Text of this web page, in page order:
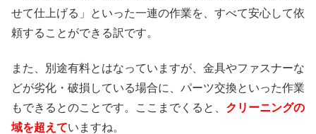
せて仕上げる」といった一連の作業を、すべて安心して依
頼することができる訳です。
また、別途有料とはなっていますが、金具やファスナーな
どが劣化・破損している場合に、パーツ交換といった作業
もできるとのことです。ここまでくると、 クリーニングの
域を超えていますね。